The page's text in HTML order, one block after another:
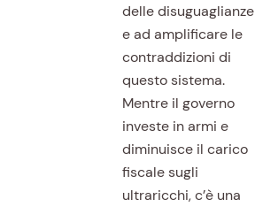
delle disuguaglianze
e ad amplificare le
contraddizioni di
questo sistema.
Mentre il governo
investe in armi e
diminuisce il carico
fiscale sugli
ultraricchi, c’è una